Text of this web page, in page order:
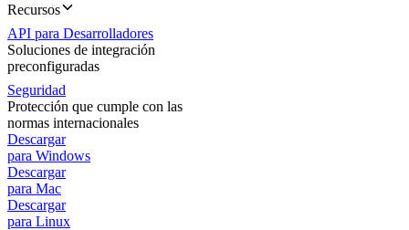
Recursos
API para Desarrolladores
Soluciones de integración
preconfiguradas
Seguridad
Protección que cumple con las
normas internacionales
Descargar
para Windows
Descargar
para Mac
Descargar
para Linux